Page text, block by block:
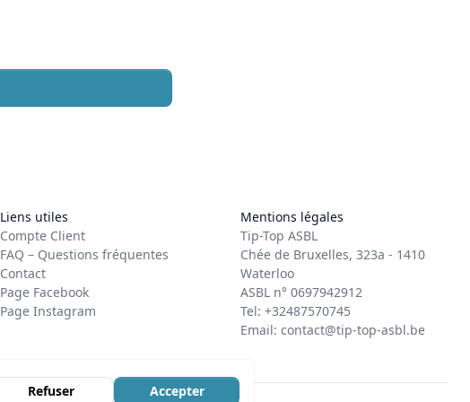
Liens utiles
Compte Client
FAQ – Questions fréquentes
Contact
Page Facebook
Page Instagram
Mentions légales
Tip-Top ASBL
Chée de Bruxelles, 323a - 1410
Waterloo
ASBL n° 0697942912
Tel: +32487570745
Email: contact@tip-top-asbl.be
Refuser Accepter